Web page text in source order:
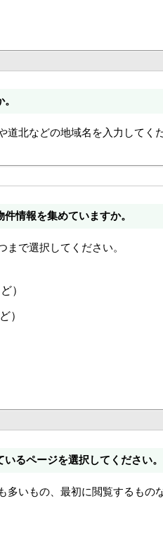
北などの地域名を入力してくだ
情報を集めていますか。
で選択してください。
）
）
るページを選択してください。
いもの、最初に閲覧するもの